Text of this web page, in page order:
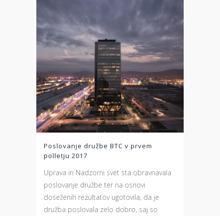
Poslovanje družbe BTC v prvem
polletju 2017
Uprava in Nadzorni svet sta obravnavala
poslovanje družbe ter na osnovi
doseženih rezultatov ugotovila, da je
družba poslovala zelo dobro, saj so